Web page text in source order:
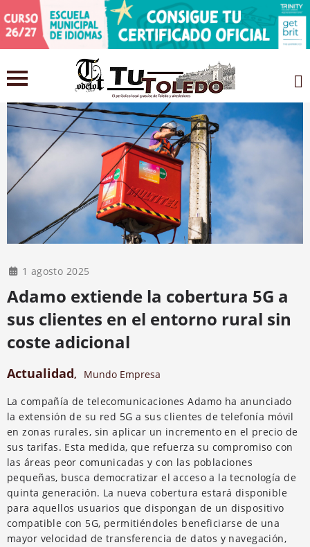
1 agosto 2025
Adamo extiende la cobertura 5G a
sus clientes en el entorno rural sin
coste adicional
Actualidad, Mundo Empresa
La compañía de telecomunicaciones Adamo ha anunciado
la extensión de su red 5G a sus clientes de telefonía móvil
en zonas rurales, sin aplicar un incremento en el precio de
sus tarifas. Esta medida, que refuerza su compromiso con
las áreas peor comunicadas y con las poblaciones
pequeñas, busca democratizar el acceso a la tecnología de
quinta generación. La nueva cobertura estará disponible
para aquellos usuarios que dispongan de un dispositivo
compatible con 5G, permitiéndoles beneficiarse de una
mayor velocidad de transferencia de datos y navegación,